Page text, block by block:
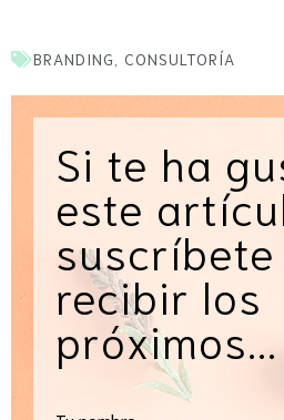
BRANDING CONSULTORÍA
Si te ha
este
recibir los
próximos...